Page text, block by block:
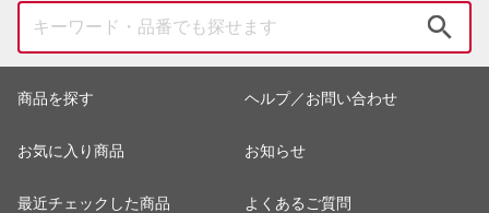
商品を探す
お気に入り商品
最近チェックした商品
ヘルプ／お問い合わせ
お知らせ
よくあるご質問